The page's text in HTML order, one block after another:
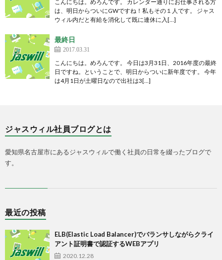
こんにちは。めろんです。 カレンダー通りにお仕事される方
は、明日からついにGWですね！私もその１人です。 ジャス
ウィル内だと有給を消化して既に連休に入[…]
最終日
2017.03.31
こんにちは。めろんです。 今日は3月31日、2016年度の最終
日ですね。ということで、明日からついに新年度です。 今年
は4月1日が土曜日なので出社は3[…]
ジャスウィル社員ブログとは
愛知県名古屋市にあるジャスウィルで働く社員の日常を綴ったブログで
す。
最近の投稿
ELB(Elastic Load Balancer)でバランサしながらクライ
アント証明書で認証するWEBアプリ
2020.12.28